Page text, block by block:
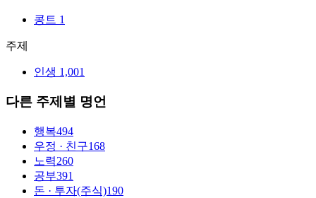
콩트 1
주제
인생 1,001
다른 주제별 명언
행복494
우정 · 친구168
노력260
공부391
돈 · 투자(주식)190